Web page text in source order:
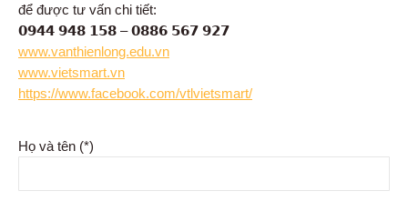
để được tư vấn chi tiết:
𝟬𝟵𝟰𝟰 𝟵𝟰𝟴 𝟭𝟱𝟴 – 𝟬𝟴𝟴𝟲 𝟱𝟲𝟳 𝟵𝟮𝟳
www.vanthienlong.edu.vn
www.vietsmart.vn
https://www.facebook.com/vtlvietsmart/
Họ và tên (*)